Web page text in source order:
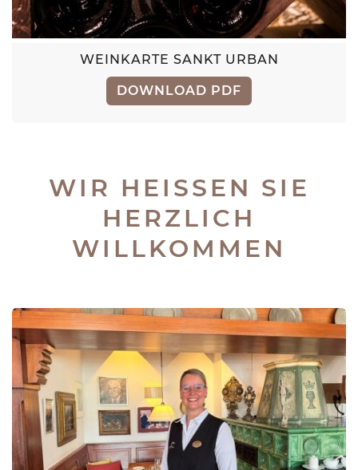
WEINKARTE SANKT URBAN
DOWNLOAD PDF
WIR HEISSEN SIE
HERZLICH
WILLKOMMEN